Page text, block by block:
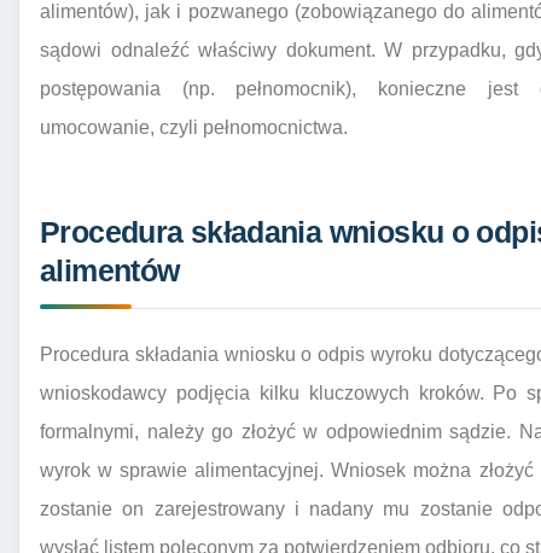
alimentów), jak i pozwanego (zobowiązanego do
sądowi odnaleźć właściwy dokument. W przypadku,
postępowania (np. pełnomocnik), konieczne jest
umocowanie, czyli pełnomocnictwa.
Procedura składania wniosku o
alimentów
Procedura składania wniosku o odpis wyroku
wnioskodawcy podjęcia kilku kluczowych kroków. Po
formalnymi, należy go złożyć w odpowiednim sądzie.
wyrok w sprawie alimentacyjnej. Wniosek można
zostanie on zarejestrowany i nadany mu zostanie
wysłać listem poleconym za potwierdzeniem odbioru, co